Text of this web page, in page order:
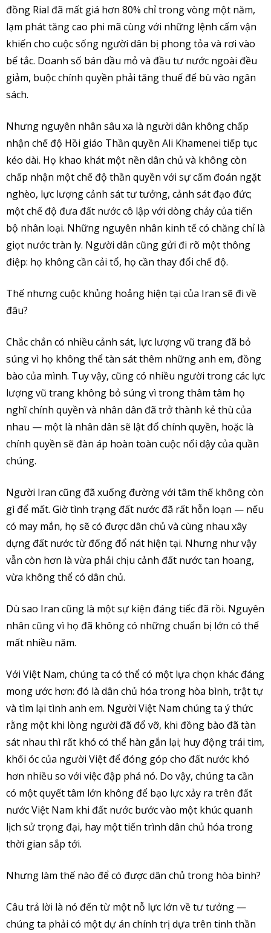
đồng Rial đã mất giá hơn 80% chỉ trong vòng một năm,
lạm phát tăng cao phi mã cùng với những lệnh cấm vận
khiến cho cuộc sống người dân bị phong tỏa và rơi vào
bế tắc. Doanh số bán dầu mỏ và đầu tư nước ngoài đều
giảm, buộc chính quyền phải tăng thuế để bù vào ngân
sách.
Nhưng nguyên nhân sâu xa là người dân không chấp
nhận chế độ Hồi giáo Thần quyền Ali Khamenei tiếp tục
kéo dài. Họ khao khát một nền dân chủ và không còn
chấp nhận một chế độ thần quyền với sự cấm đoán ngặt
nghèo, lực lượng cảnh sát tư tưởng, cảnh sát đạo đức;
một chế độ đưa đất nước cô lập với dòng chảy của tiến
bộ nhân loại. Những nguyên nhân kinh tế có chăng chỉ là
giọt nước tràn ly. Người dân cũng gửi đi rõ một thông
điệp: họ không cần cải tổ, họ cần thay đổi chế độ.
Thế nhưng cuộc khủng hoảng hiện tại của Iran sẽ đi về
đâu?
Chắc chắn có nhiều cảnh sát, lực lượng vũ trang đã bỏ
súng vì họ không thể tàn sát thêm những anh em, đồng
bào của mình. Tuy vậy, cũng có nhiều người trong các lực
lượng vũ trang không bỏ súng vì trong thâm tâm họ
nghĩ chính quyền và nhân dân đã trở thành kẻ thù của
nhau — một là nhân dân sẽ lật đổ chính quyền, hoặc là
chính quyền sẽ đàn áp hoàn toàn cuộc nổi dậy của quần
chúng.
Người Iran cũng đã xuống đường với tâm thế không còn
gì để mất. Giờ tình trạng đất nước đã rất hỗn loạn — nếu
có may mắn, họ sẽ có được dân chủ và cùng nhau xây
dựng đất nước từ đống đổ nát hiện tại. Nhưng như vậy
vẫn còn hơn là vừa phải chịu cảnh đất nước tan hoang,
vừa không thể có dân chủ.
Dù sao Iran cũng là một sự kiện đáng tiếc đã rồi. Nguyên
nhân cũng vì họ đã không có những chuẩn bị lớn có thể
mất nhiều năm.
Với Việt Nam, chúng ta có thể có một lựa chọn khác đáng
mong ước hơn: đó là dân chủ hóa trong hòa bình, trật tự
và tìm lại tình anh em. Người Việt Nam chúng ta ý thức
rằng một khi lòng người đã đổ vỡ, khi đồng bào đã tàn
sát nhau thì rất khó có thể hàn gắn lại; huy động trái tim,
khối óc của người Việt để đóng góp cho đất nước khó
hơn nhiều so với việc đập phá nó. Do vậy, chúng ta cần
có một quyết tâm lớn không để bạo lực xảy ra trên đất
nước Việt Nam khi đất nước bước vào một khúc quanh
lịch sử trọng đại, hay một tiến trình dân chủ hóa trong
thời gian sắp tới.
Nhưng làm thế nào để có được dân chủ trong hòa bình?
Câu trả lời là nó đến từ một nỗ lực lớn về tư tưởng —
chúng ta phải có một dự án chính trị dựa trên tinh thần